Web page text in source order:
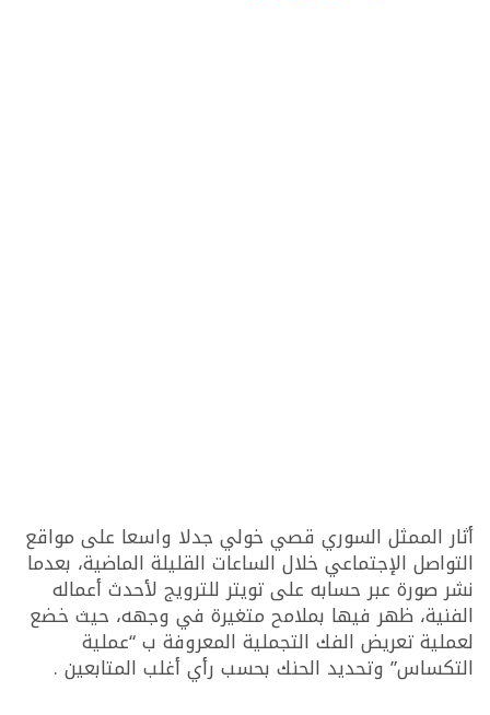
أثار الممثل السوري قصي خولي جدلا واسعا على مواقع
التواصل الإجتماعي خلال الساعات القليلة الماضية، بعدما
نشر صورة عبر حسابه على تويتر للترويج لأحدث أعماله
الفنية، ظهر فيها بملامح متغيرة في وجهه، حيث خضع
لعملية تعريض الفك التجملية المعروفة ب “عملية
التكساس” وتحديد الحنك بحسب رأي أغلب المتابعين .